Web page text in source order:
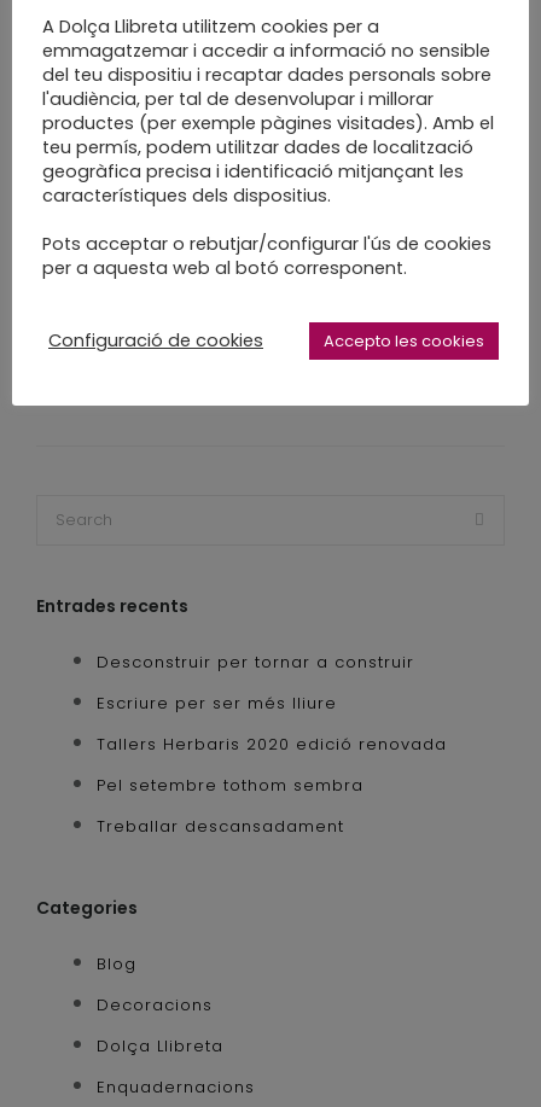
per ordre d’inscripció
més info i inscripcions
amarta@dolsallibreta.com
dolça llibreta
enquadernació
enquadernació creativa enquadernació
talleres encuaderancion
tallers creatius
Entrades recents
Desconstruir per tornar a construir
Escriure per ser més lliure
Tallers Herbaris 2020 edició renovada
Pel setembre tothom sembra
Treballar descansadament
Categories
Blog
Decoracions
Dolça Llibreta
Enquadernacions
A Dolça Llibreta utilitzem cookies per a
emmagatzemar i accedir a informació no sensible
del teu dispositiu i recaptar dades personals sobre
l'audiència, per tal de desenvolupar i millorar
productes (per exemple pàgines visitades). Amb el
teu permís, podem utilitzar dades de localització
geogràfica precisa i identificació mitjançant les
característiques dels dispositius.
Pots acceptar o rebutjar/configurar l'ús de cookies
per a aquesta web al botó corresponent.
Configuració de cookies Accepto les cookies